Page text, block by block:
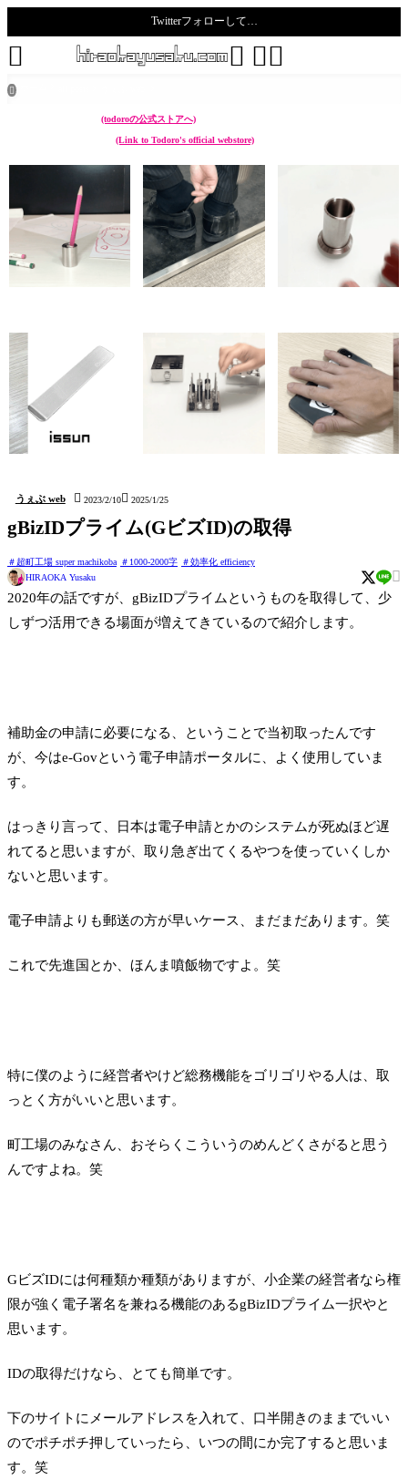
Twitterフォローして…
 


(todoroの公式ストアへ)
(Link to Todoro's official webstore)
うぇぶ web  2023/2/10 2025/1/25
gBizIDプライム(GビズID)の取得
超町工場 super machikoba 1000-2000字
効率化 efficiency
HIRAOKA Yusaku

2020年の話ですが、gBizIDプライムというものを取得して、少
しずつ活用できる場面が増えてきているので紹介します。
補助金の申請に必要になる、ということで当初取ったんです
が、今はe-Govという電子申請ポータルに、よく使用していま
す。
はっきり言って、日本は電子申請とかのシステムが死ぬほど遅
れてると思いますが、取り急ぎ出てくるやつを使っていくしか
ないと思います。
電子申請よりも郵送の方が早いケース、まだまだあります。笑
これで先進国とか、ほんま噴飯物ですよ。笑
特に僕のように経営者やけど総務機能をゴリゴリやる人は、取
っとく方がいいと思います。
町工場のみなさん、おそらくこういうのめんどくさがると思う
んですよね。笑
GビズIDには何種類か種類がありますが、小企業の経営者なら権
限が強く電子署名を兼ねる機能のあるgBizIDプライム一択やと
思います。
IDの取得だけなら、とても簡単です。
下のサイトにメールアドレスを入れて、口半開きのままでいい
のでポチポチ押していったら、いつの間にか完了すると思いま
す。笑